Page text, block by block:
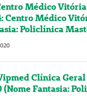
Médico
Centro Médico
Policlínica
Clínica
(Nome Fantasia: